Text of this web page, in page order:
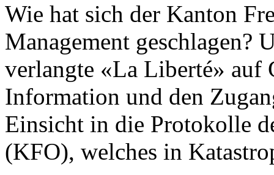
Wie hat sich der Kanton
Management geschlagen?
verlangte «La Liberté» auf
Information und den
Einsicht in die Protokolle
(KFO), welches in